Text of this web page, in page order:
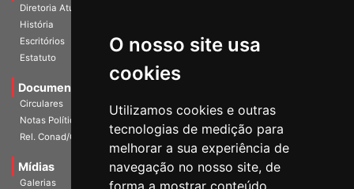
O nosso site usa
cookies
Utilizamos cookies e outras
tecnologias de medição para
melhorar a sua experiência de
navegação no nosso site, de
forma a mostrar conteúdo
Diretoria Atual
História
Escritórios
Estatuto
Documentos
Circulares
Notas Políticas
Rel. Conad/Congresso
Mídias
Galerias